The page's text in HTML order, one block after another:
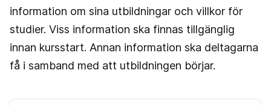
information om sina utbildningar och villkor för
studier. Viss information ska finnas tillgänglig
innan kursstart. Annan information ska deltagarna
få i samband med att utbildningen börjar.